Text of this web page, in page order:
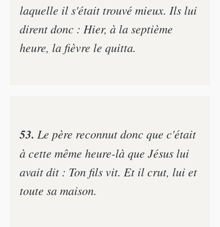
laquelle il s'était trouvé mieux. Ils lui
dirent donc : Hier, à la septième
heure, la fièvre le quitta.
53. Le père reconnut donc que c'était
à cette même heure-là que Jésus lui
avait dit : Ton fils vit. Et il crut, lui et
toute sa maison.